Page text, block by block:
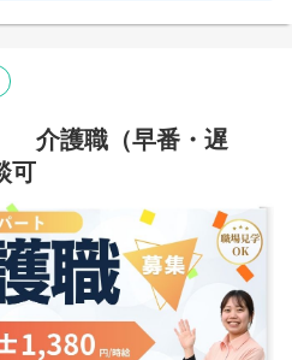
介護職（早番・遅
可